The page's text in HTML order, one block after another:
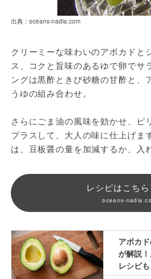
出典：oceans-nadia.com
クリーミーな味わいのアボカドと
ス、コクと旨味のあるゆで卵でサ
ングは黒酢ときび砂糖の甘酢と、
うゆの組み合わせ。
さらにごま油の風味を効かせ、ピ
プラスして、大人の味に仕上げま
は、豆板醤の量を加減するか、入
レシピはこち
oceans-
アボカ
が解説
レシピ